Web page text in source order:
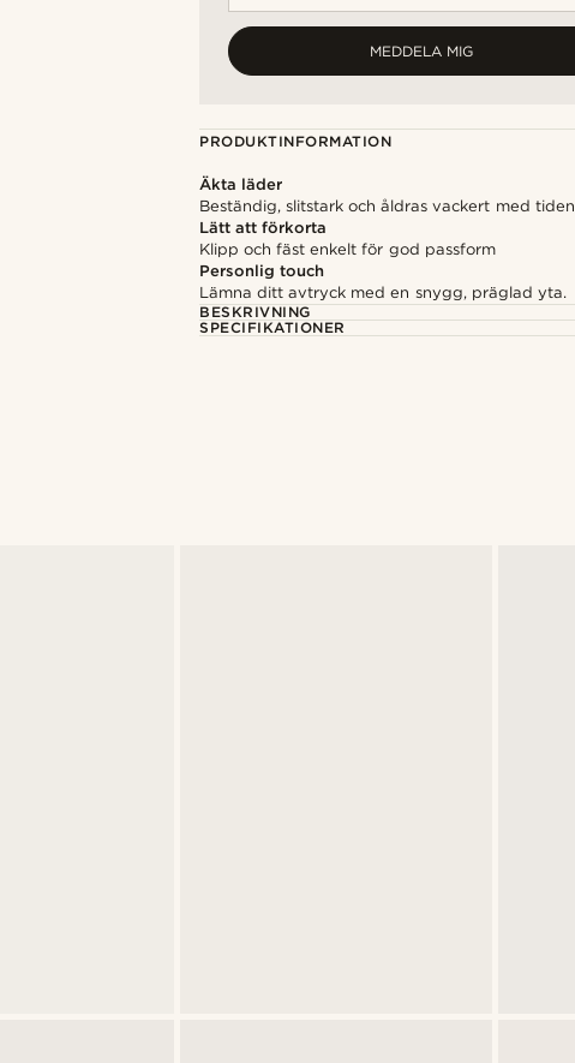
MEDDELA MIG
PRODUKTINFORMATION
Äkta läder
Beständig, slitstark och åldras vackert med tiden
Lätt att förkorta
Klipp och fäst enkelt för god passform
Personlig touch
Lämna ditt avtryck med en snygg, präglad yta.
BESKRIVNING
SPECIFIKATIONER